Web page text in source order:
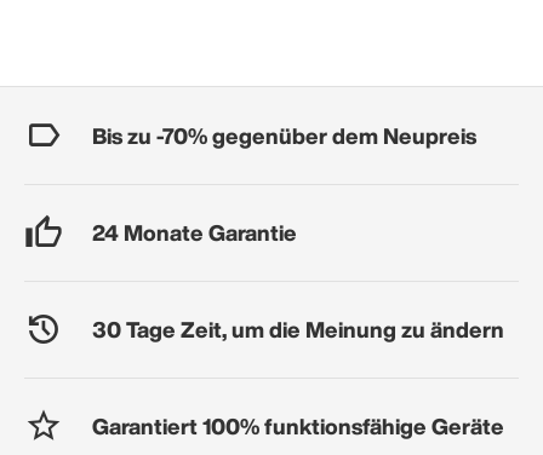
Bis zu -70% gegenüber dem Neupreis
24 Monate Garantie
30 Tage Zeit, um die Meinung zu ändern
Garantiert 100% funktionsfähige Geräte